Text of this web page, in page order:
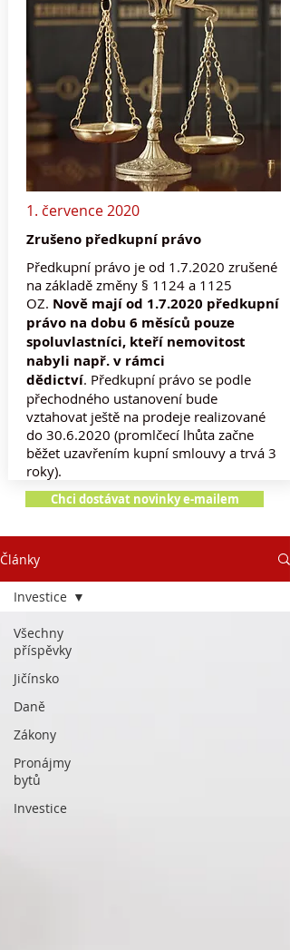
1. července 2020
Zrušeno předkupní právo
Předkupní právo je od 1.7.2020 zrušené
na základě změny § 1124 a 1125
OZ. Nově mají od 1.7.2020 předkupní
právo na dobu 6 měsíců pouze
spoluvlastníci, kteří nemovitost
nabyli např. v rámci
dědictví. Předkupní právo se podle
přechodného ustanovení bude
vztahovat ještě na prodeje realizované
do 30.6.2020 (promlčecí lhůta začne
běžet uzavřením kupní smlouvy a trvá 3
roky).
Chci dostávat novinky e-mailem
Články
Všechny
příspěvky
Jičínsko
Daně
Zákony
Pronájmy
bytů
Investice
Investice